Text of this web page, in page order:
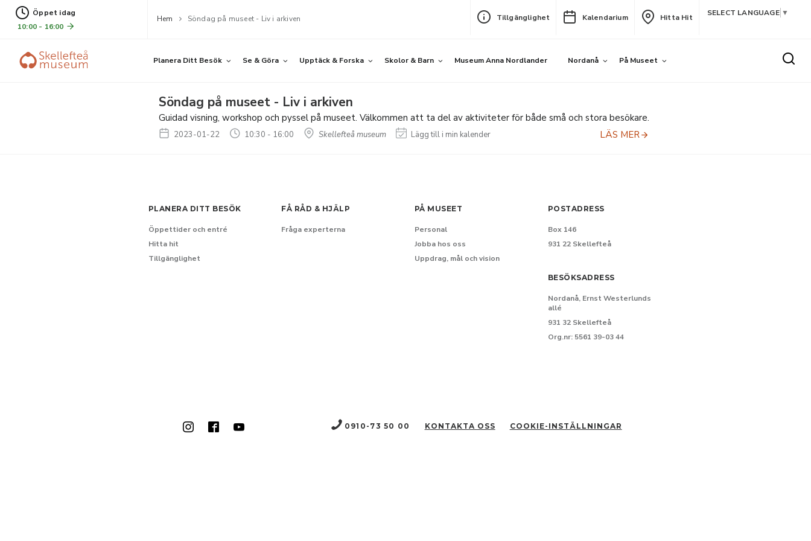
Öppet idag
10:00 - 16:00
Hem Söndag på museet - Liv i arkiven Tillgänglighet Kalendarium Hitta Hit SELECT LANGUAGE ▼
Planera Ditt Besök Se & Göra Upptäck & Forska Skolor & Barn Museum Anna Nordlander Nordanå På Museet
Söndag på museet - Liv i arkiven
Guidad visning, workshop och pyssel på museet. Välkommen att ta del av aktiviteter för både små och stora besökare.
2023-01-22 10:30 - 16:00 Skellefteå museum Lägg till i min kalender LÄS MER
PLANERA DITT BESÖK
Öppettider och entré
Hitta hit
Tillgänglighet
FÅ RÅD & HJÄLP
Fråga experterna
PÅ MUSEET
Personal
Jobba hos oss
Uppdrag, mål och vision
POSTADRESS
Box 146
931 22 Skellefteå
BESÖKSADRESS
Nordanå, Ernst Westerlunds
allé
931 32 Skellefteå
Org.nr: 5561 39-03 44
0910-73 50 00 KONTAKTA OSS COOKIE-INSTÄLLNINGAR